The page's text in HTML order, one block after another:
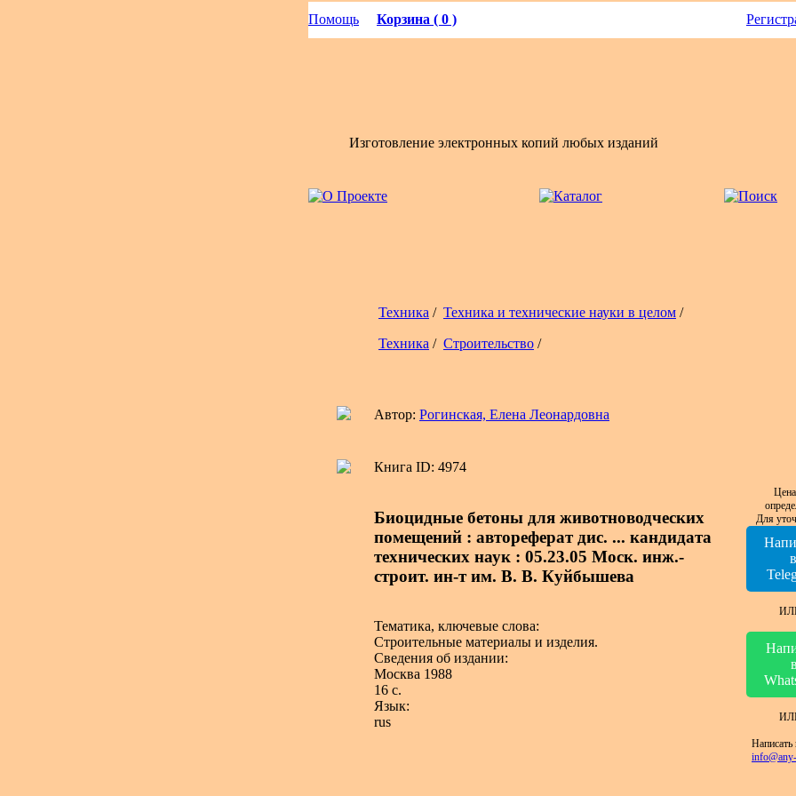
Помощь Корзина ( 0 )
Изготовление электронных копий любых изданий
Техника / Техника и технические науки в целом /
Техника / Строительство /
Автор: Рогинская, Елена Леонардовна
Книга ID: 4974
Биоцидные бетоны для животноводческих
помещений : автореферат дис. ... кандидата
технических наук : 05.23.05 Моск. инж.-
строит. ин-т им. В. В. Куйбышева
Тематика, ключевые слова:
Строительные материалы и изделия.
Сведения об издании:
Москва 1988
16 с.
Язык:
rus
Для
в
в
Написать